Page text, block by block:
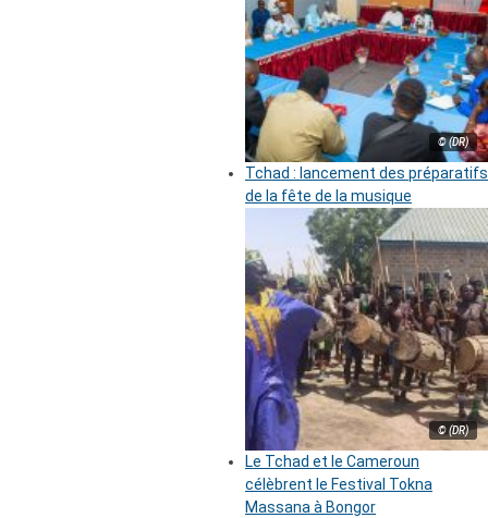
© (DR)
Tchad : lancement des préparatifs
de la fête de la musique
© (DR)
Le Tchad et le Cameroun
célèbrent le Festival Tokna
Massana à Bongor